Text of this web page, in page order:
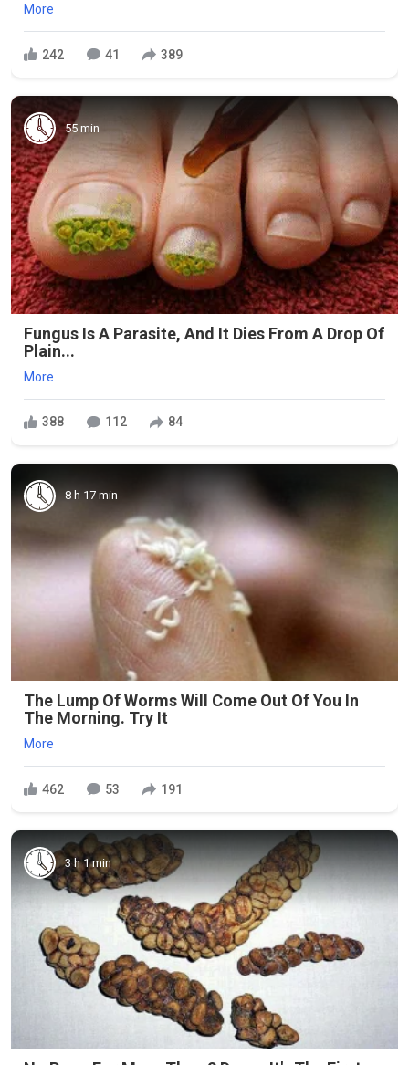
More
242 41 389
55 min
Fungus Is A Parasite, And It Dies From A Drop Of
Plain...
More
388 112 84
8 h 17 min
The Lump Of Worms Will Come Out Of You In
The Morning. Try It
More
462 53 191
3 h 1 min